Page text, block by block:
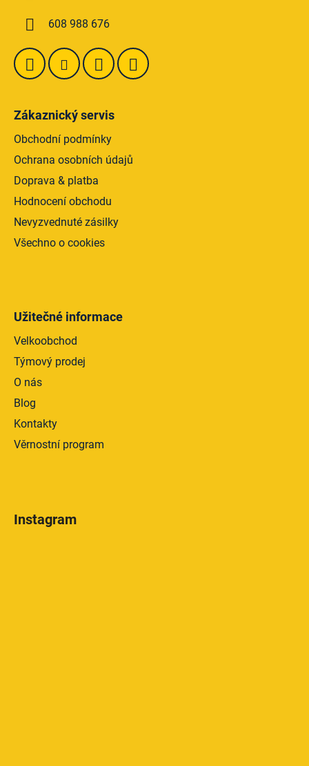
608 988 676
Zákaznický servis
Obchodní podmínky
Ochrana osobních údajů
Doprava & platba
Hodnocení obchodu
Nevyzvednuté zásilky
Všechno o cookies
Užitečné informace
Velkoobchod
Týmový prodej
O nás
Blog
Kontakty
Věrnostní program
Instagram